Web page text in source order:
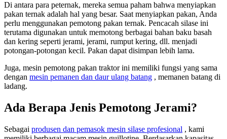
Di antara para peternak, mereka semua paham bahwa menyiapkan
pakan ternak adalah hal yang besar. Saat menyiapkan pakan, Anda
perlu menggunakan pemotong pakan ternak. Pencacah silase ini
terutama digunakan untuk memotong berbagai bahan baku basah
dan kering seperti jerami, jerami, rumput kering, dll. menjadi
potongan-potongan kecil. Pakan dapat disimpan lebih lama.
Juga, mesin pemotong pakan traktor ini memiliki fungsi yang sama
dengan mesin pemanen dan daur ulang batang , memanen batang di
ladang.
Ada Berapa Jenis Pemotong Jerami?
Sebagai produsen dan pemasok mesin silase profesional , kami